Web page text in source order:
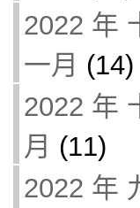
2022 年
一月 (14)
2022 年
月 (11)
2022 年